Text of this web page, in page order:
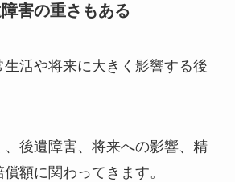
害の重さもある
活や将来に大きく影響する後
後遺障害、将来への影響、精
額に関わってきます。